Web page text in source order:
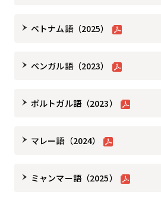
ベトナム語（2025）
ベンガル語（2023）
ポルトガル語（2023）
マレー語（2024）
ミャンマー語（2025）